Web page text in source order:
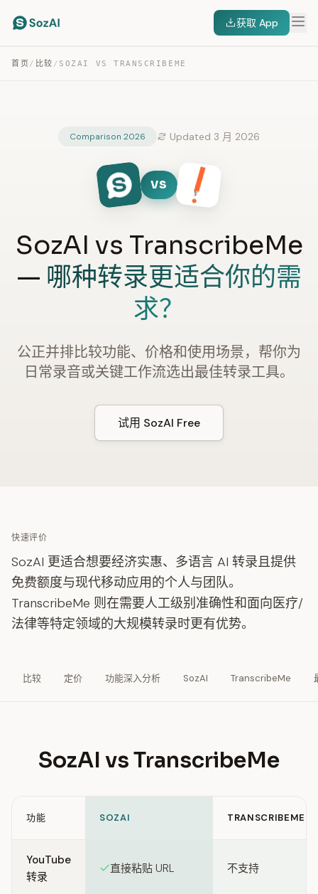
获取 App
首页 / 比较 / SOZAI VS TRANSCRIBEME
Comparison 2026 Updated 3 月 2026
VS
SozAI vs TranscribeMe
— 哪种转录更适合你的需
求？
公正并排比较功能、价格和使用场景，帮你为
日常录音或关键工作流选出最佳转录工具。
试用 SozAI Free
快速评价
SozAI 更适合想要经济实惠、多语言 AI 转录且提供
免费额度与现代移动应用的个人与团队。
TranscribeMe 则在需要人工级别准确性和面向医疗/
法律等特定领域的大规模转录时更有优势。
比较 定价 功能深入分析 SozAI TranscribeMe
SozAI vs TranscribeMe
功能 SOZAI TRANSCRIBEME
YouTube
转录
直接粘贴 URL 不支持